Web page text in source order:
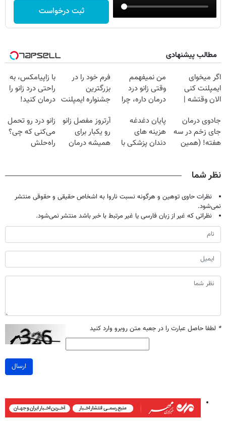
ثبت درخواست
مطالب پیشنهادی
اگر میخوای
ایمپلنت کنی
الان وقتشه |
میلیون تومان!!!
من نمیفهمم
وقتی زانو درد
درمان داره، چرا
تحمل میکنی؟❗
فرم خود را در
بزرگترین
جشنواره ایمپلنت
فقط ۲۵ میلیون
با زاپیامکس، به
راحتی درد زانو را
درمان کنید!
جادوی درمان
جای زخم در سه
هفته! (همین
پایان دغدغه
هزینه های
دندان پزشکی با
آرتروز مفصل زانو
رو یکبار برای
همیشه درمان
زانو درد رو تحمل
می‌کنی که چی؟
راه‌حلش
نظر شما
نظرات حاوی توهین و هرگونه نسبت ناروا به اشخاص حقیقی و حقوقی منتشر
نمی‌شود.
نظراتی که غیر از زبان فارسی یا غیر مرتبط با خبر باشد منتشر نمی‌شود.
* لطفا حاصل عبارت را در جعبه متن روبرو وارد کنید
ارسال